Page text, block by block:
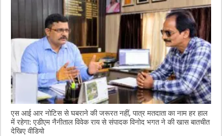
एस आई आर नोटिस से घबराने की जरूरत नहीं, पात्र मतदाता का नाम हर हाल
में रहेगा: एडीएम नैनीताल विवेक राय से संपादक विनोद भगत ने की खास बातचीत
देखिए वीडियो